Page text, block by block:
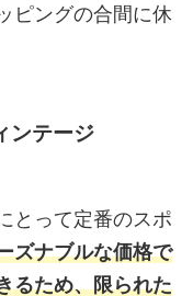
ピングの合間に休
ンテージ
とって定番のスポ
ズナブルな価格で
るため、限られた